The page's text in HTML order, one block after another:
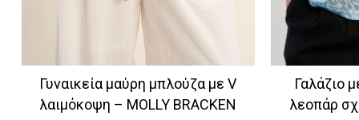
Γυναικεία μαύρη μπλούζα με V
λαιμόκοψη – MOLLY BRACKEN
Γαλάζιο
λεοπάρ